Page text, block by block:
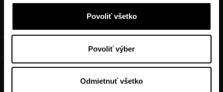
Povoliť všetko
Povoliť výber
Odmietnuť všetko
TERMS & CONDITIONS
General Data Protection Regulation